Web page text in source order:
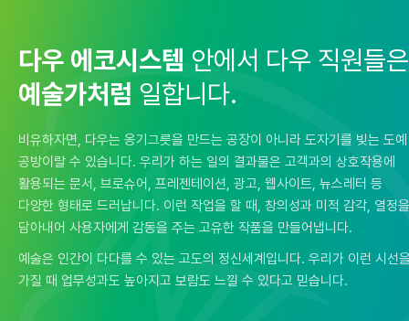
다우 에코시스템 안에서 다우 직원들은
예술가처럼 일합니다.
비유하자면, 다우는 옹기그릇을 만드는 공장이 아니라 도자기를 빚는 도예
공방이랄 수 있습니다. 우리가 하는 일의 결과물은 고객과의 상호작용에
활용되는 문서, 브로슈어, 프레젠테이션, 광고, 웹사이트, 뉴스레터 등
다양한 형태로 드러납니다. 이런 작업을 할 때, 창의성과 미적 감각, 열정을
담아내어 사용자에게 감동을 주는 고유한 작품을 만들어냅니다.
예술은 인간이 다다를 수 있는 고도의 정신세계입니다. 우리가 이런 시선
가질 때 업무성과도 높아지고 보람도 느낄 수 있다고 믿습니다.